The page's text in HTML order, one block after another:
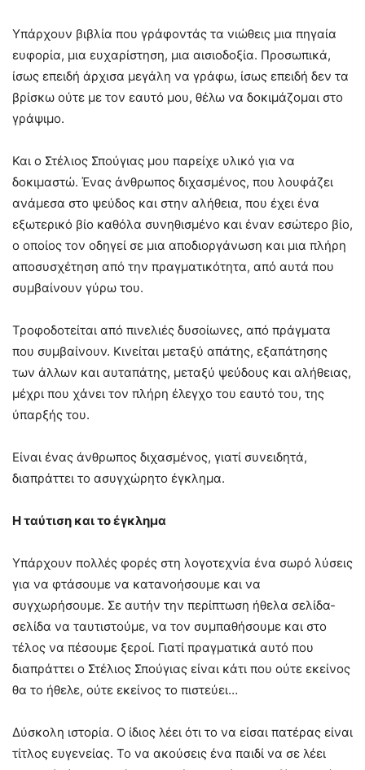
Υπάρχουν βιβλία που γράφοντάς τα νιώθεις μια πηγαία
ευφορία, μια ευχαρίστηση, μια αισιοδοξία. Προσωπικά,
ίσως επειδή άρχισα μεγάλη να γράφω, ίσως επειδή δεν τα
βρίσκω ούτε με τον εαυτό μου, θέλω να δοκιμάζομαι στο
γράψιμο.
Και ο Στέλιος Σπούγιας μου παρείχε υλικό για να
δοκιμαστώ. Ένας άνθρωπος διχασμένος, που λουφάζει
ανάμεσα στο ψεύδος και στην αλήθεια, που έχει ένα
εξωτερικό βίο καθόλα συνηθισμένο και έναν εσώτερο βίο,
ο οποίος τον οδηγεί σε μια αποδιοργάνωση και μια πλήρη
αποσυσχέτηση από την πραγματικότητα, από αυτά που
συμβαίνουν γύρω του.
Τροφοδοτείται από πινελιές δυσοίωνες, από πράγματα
που συμβαίνουν. Κινείται μεταξύ απάτης, εξαπάτησης
των άλλων και αυταπάτης, μεταξύ ψεύδους και αλήθειας,
μέχρι που χάνει τον πλήρη έλεγχο του εαυτό του, της
ύπαρξής του.
Είναι ένας άνθρωπος διχασμένος, γιατί συνειδητά,
διαπράττει το ασυγχώρητο έγκλημα.
Η ταύτιση και το έγκλημα
Υπάρχουν πολλές φορές στη λογοτεχνία ένα σωρό λύσεις
για να φτάσουμε να κατανοήσουμε και να
συγχωρήσουμε. Σε αυτήν την περίπτωση ήθελα σελίδα-
σελίδα να ταυτιστούμε, να τον συμπαθήσουμε και στο
τέλος να πέσουμε ξεροί. Γιατί πραγματικά αυτό που
διαπράττει ο Στέλιος Σπούγιας είναι κάτι που ούτε εκείνος
θα το ήθελε, ούτε εκείνος το πιστεύει…
Δύσκολη ιστορία. Ο ίδιος λέει ότι το να είσαι πατέρας είναι
τίτλος ευγενείας. Το να ακούσεις ένα παιδί να σε λέει